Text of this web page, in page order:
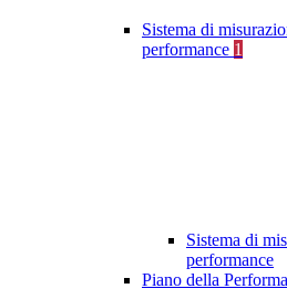
Sistema di
performance 1
Sistema di
performance
Piano della